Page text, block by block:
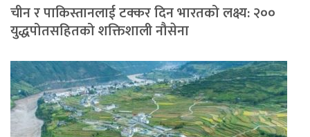
चीन र पाकिस्तानलाई टक्कर दिन भारतको लक्ष्य: २००
युद्धपोतसहितको शक्तिशाली नौसेना